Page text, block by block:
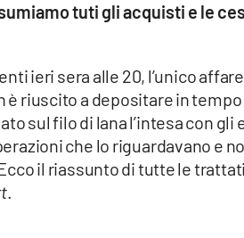
tuti gli acquisti e le
ieri sera alle 20, l’unico
è riuscito a depositare in
sul filo di lana l’intesa con gli
che lo riguardavano e
il riassunto di tutte le
.